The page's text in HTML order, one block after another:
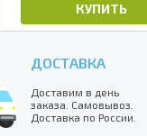
КУПИТЬ
ДОСТАВКА
Доставим в день
заказа. Самовывоз.
Доставка по России.